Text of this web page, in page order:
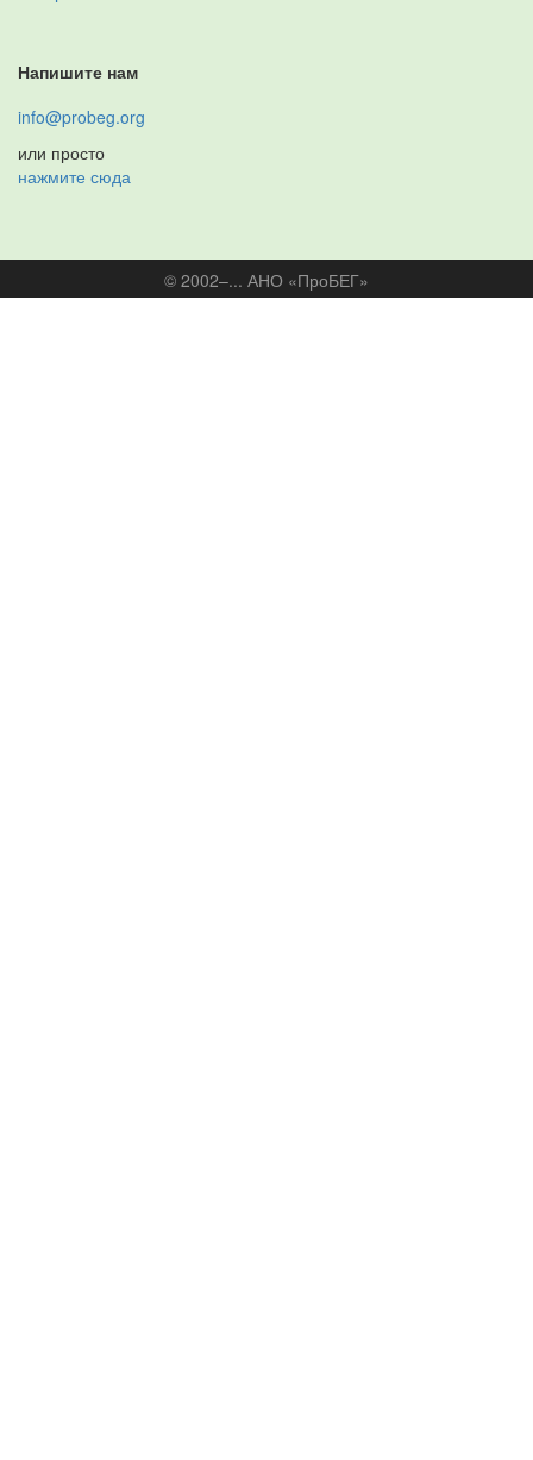
Напишите нам
info@probeg.org
или просто
нажмите сюда
© 2002–... АНО «ПроБЕГ»